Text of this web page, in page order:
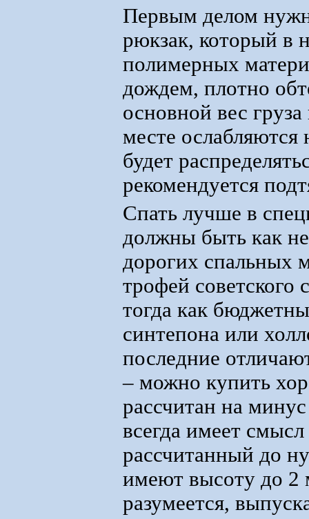
Первым делом
рюкзак, который в
полимерных
дождем, плотно
основной вес
месте
будет
рекомендуется
Спать лучше в
должны быть как
дорогих спальных
трофей советского
тогда как
синтепона или
последние
– можно купить
рассчитан на
всегда имеет
рассчитанный до
имеют высоту до 2
разумеется,